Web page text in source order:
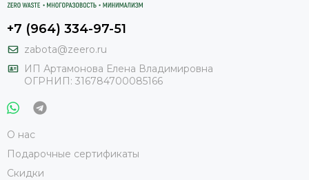
+7 (964) 334-97-51
zabota@zeero.ru
И П Артамонова Елена Владимировна
ОГРНИП: 316784700085166
О нас
Подарочные сертификаты
Скидки